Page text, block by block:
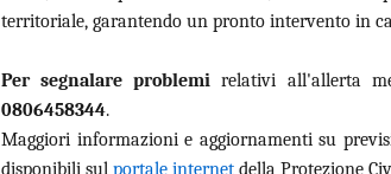
territoriale, garantendo un pronto intervento in
Per segnalare problemi relativi all'allerta
0806458344.
Maggiori informazioni e aggiornamenti su
disponibili sulportale internet della Protezione